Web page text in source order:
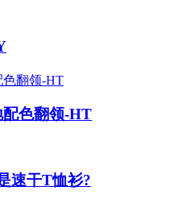
配色翻领-HT
速干T恤衫?